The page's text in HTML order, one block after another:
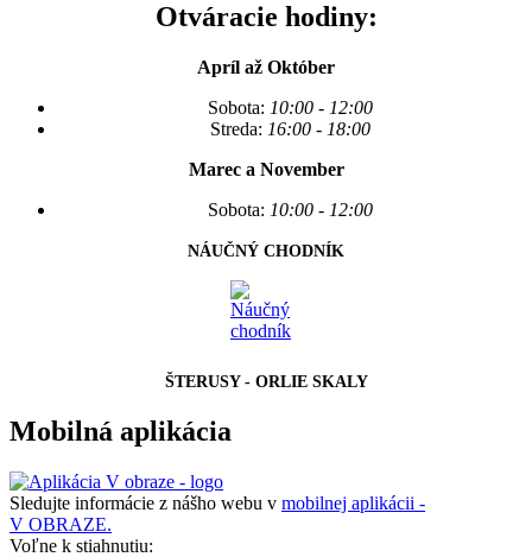
Otváracie hodiny:
Apríl až Október
Sobota: 10:00 - 12:00
Streda: 16:00 - 18:00
Marec a November
Sobota: 10:00 - 12:00
NÁUČNÝ CHODNÍK
ŠTERUSY - ORLIE SKALY
Mobilná aplikácia
Sledujte informácie z nášho webu v mobilnej aplikácii -
V OBRAZE.
Voľne k stiahnutiu: